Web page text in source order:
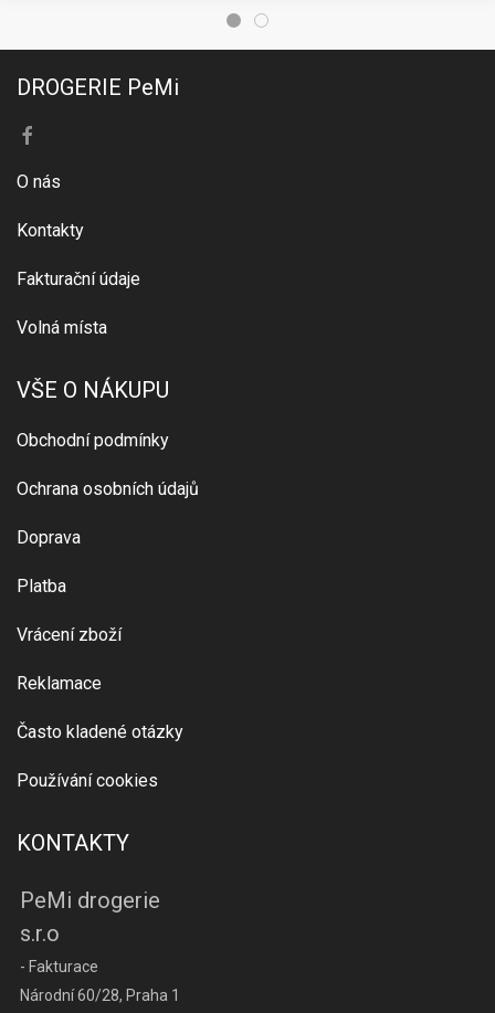
DROGERIE PeMi
O nás
Kontakty
Fakturační údaje
Volná místa
VŠE O NÁKUPU
Obchodní podmínky
Ochrana osobních údajů
Doprava
Platba
Vrácení zboží
Reklamace
Často kladené otázky
Používání cookies
KONTAKTY
PeMi drogerie
s.r.o
- Fakturace
Národní 60/28, Praha 1